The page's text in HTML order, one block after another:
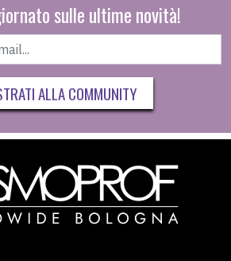
sulle ultime novità!
ALLA COMMUNITY